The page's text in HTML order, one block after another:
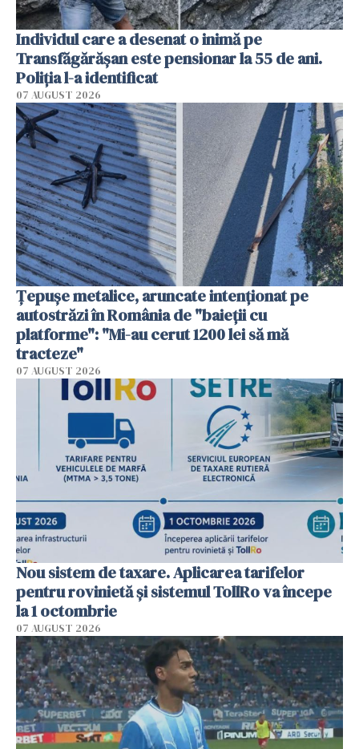
Individul care a desenat o inimă pe
Transfăgărășan este pensionar la 55 de ani.
Poliția l-a identificat
07 AUGUST 2026
Țepușe metalice, aruncate intenționat pe
autostrăzi în România de "baieții cu
platforme": "Mi-au cerut 1200 lei să mă
tracteze"
07 AUGUST 2026
Nou sistem de taxare. Aplicarea tarifelor
pentru rovinietă şi sistemul TollRo va începe
la 1 octombrie
07 AUGUST 2026